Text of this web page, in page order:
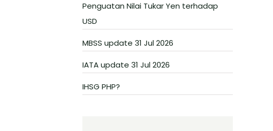
Penguatan Nilai Tukar Yen terhadap
USD
MBSS update 31 Jul 2026
IATA update 31 Jul 2026
IHSG PHP?